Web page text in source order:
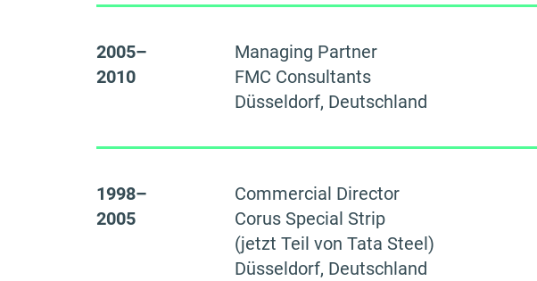
2005–
2010
Managing Partner
FMC Consultants
Düsseldorf, Deutschland
1998–
2005
Commercial Director
Corus Special Strip
(jetzt Teil von Tata Steel)
Düsseldorf, Deutschland